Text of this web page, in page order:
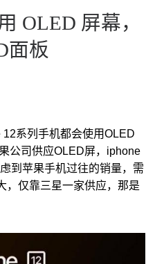
OLED 屏幕，
面板
系列手机都会使用OLED
公司供应OLED屏，iphone
到苹果手机过往的销量，需
，仅靠三星一家供应，那是